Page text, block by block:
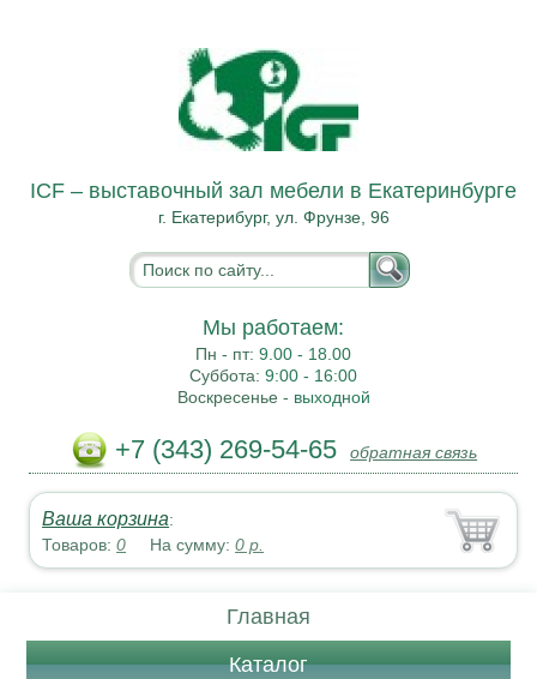
ICF – выставочный зал мебели в Екатеринбурге
г. Екатерибург, ул. Фрунзе, 96
Мы работаем:
Пн - пт:9.00 - 18.00
Суббота:9:00 - 16:00
Воскресенье - выходной
+7 (343) 269-54-65 обратная связь
Ваша корзина:
Товаров:0 На сумму:0 р.
Главная
Каталог